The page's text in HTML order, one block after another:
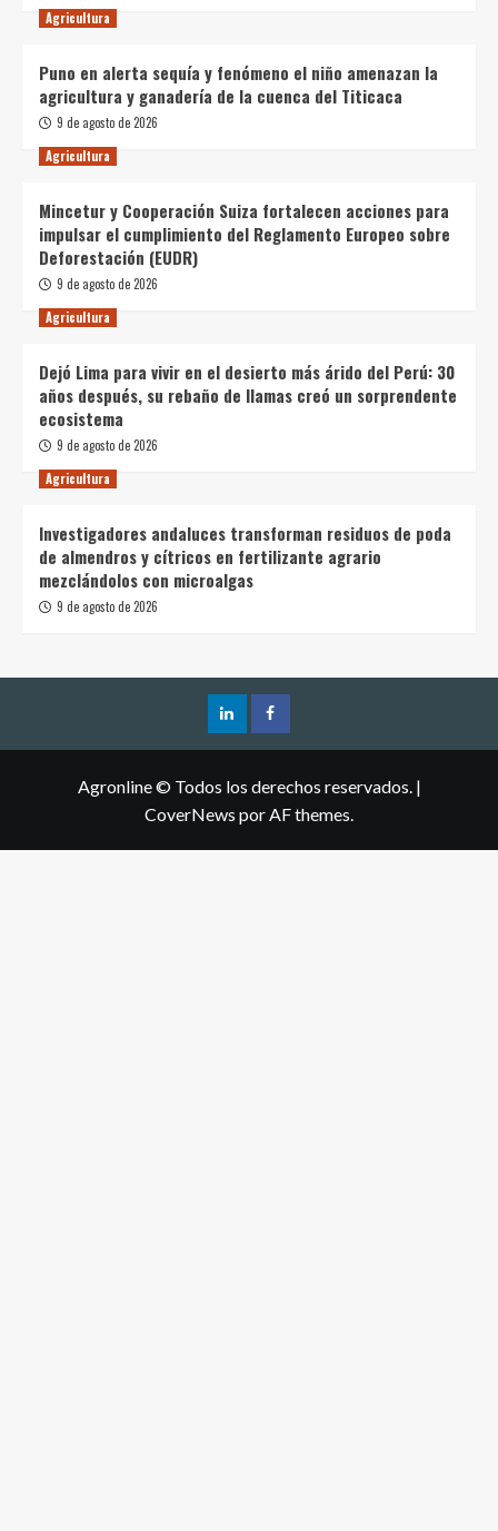
Agricultura
Puno en alerta sequía y fenómeno el niño amenazan la
agricultura y ganadería de la cuenca del Titicaca
9 de agosto de 2026
Agricultura
Mincetur y Cooperación Suiza fortalecen acciones para
impulsar el cumplimiento del Reglamento Europeo sobre
Deforestación (EUDR)
9 de agosto de 2026
Agricultura
Dejó Lima para vivir en el desierto más árido del Perú: 30
años después, su rebaño de llamas creó un sorprendente
ecosistema
9 de agosto de 2026
Agricultura
Investigadores andaluces transforman residuos de poda
de almendros y cítricos en fertilizante agrario
mezclándolos con microalgas
9 de agosto de 2026
Agronline © Todos los derechos reservados. |
CoverNews por AF themes.